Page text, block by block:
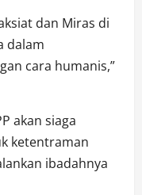
dan Miras di
dalam
cara humanis,”
akan siaga
ketentraman
ibadahnya